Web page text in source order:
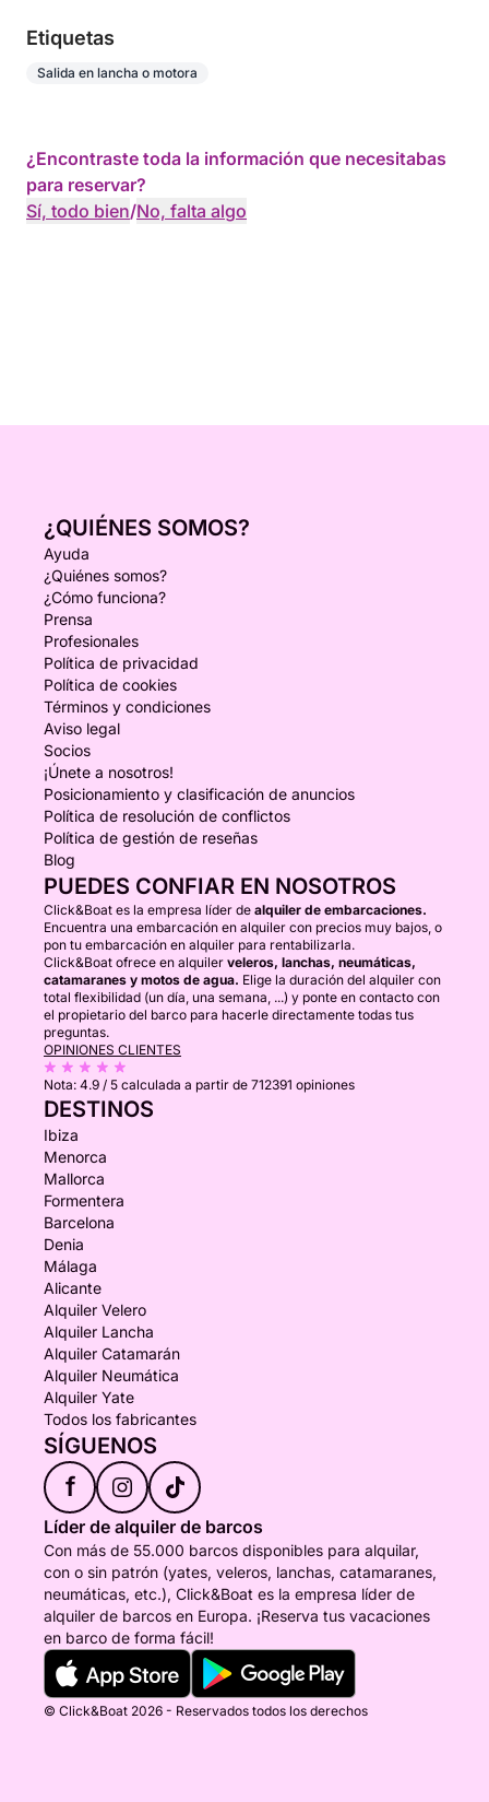
Etiquetas
Salida en lancha o motora
¿Encontraste toda la información que necesitabas
para reservar?
Sí, todo bien/No, falta algo
¿QUIÉNES SOMOS?
Ayuda
¿Quiénes somos?
¿Cómo funciona?
Prensa
Profesionales
Política de privacidad
Política de cookies
Términos y condiciones
Aviso legal
Socios
¡Únete a nosotros!
Posicionamiento y clasificación de anuncios
Política de resolución de conflictos
Política de gestión de reseñas
Blog
PUEDES CONFIAR EN NOSOTROS
Click&Boat es la empresa líder de alquiler de embarcaciones.
Encuentra una embarcación en alquiler con precios muy bajos, o
pon tu embarcación en alquiler para rentabilizarla.
Click&Boat ofrece en alquiler veleros, lanchas, neumáticas,
catamaranes y motos de agua. Elige la duración del alquiler con
total flexibilidad (un día, una semana, ...) y ponte en contacto con
el propietario del barco para hacerle directamente todas tus
preguntas.
OPINIONES CLIENTES
Nota: 4.9 / 5 calculada a partir de 712391 opiniones
DESTINOS
Ibiza
Menorca
Mallorca
Formentera
Barcelona
Denia
Málaga
Alicante
Alquiler Velero
Alquiler Lancha
Alquiler Catamarán
Alquiler Neumática
Alquiler Yate
Todos los fabricantes
SÍGUENOS
f
Líder de alquiler de barcos
Con más de 55.000 barcos disponibles para alquilar,
con o sin patrón (yates, veleros, lanchas, catamaranes,
neumáticas, etc.), Click&Boat es la empresa líder de
alquiler de barcos en Europa. ¡Reserva tus vacaciones
en barco de forma fácil!
© Click&Boat 2026 - Reservados todos los derechos